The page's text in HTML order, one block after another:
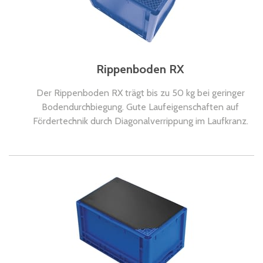
Rippenboden RX
Der Rippenboden RX trägt bis zu 50 kg bei geringer
Bodendurchbiegung. Gute Laufeigenschaften auf
Fördertechnik durch Diagonalverrippung im Laufkranz.